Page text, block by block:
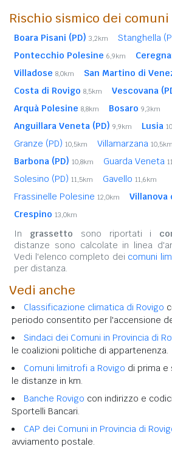
Rischio sismico dei
Boara Pisani (PD) 3,2km Stanghella
Pontecchio Polesine 6,9km
Villadose 8,0km San Martino di
Costa di Rovigo 8,5km Vescovana
Arquà Polesine 8,8km Bosaro 9,3km
Anguillara Veneta (PD) 9,9km Lusia
Granze (PD) 10,5km Villamarzana 10,5km
Barbona (PD) 10,8km Guarda Veneta
Solesino (PD) 11,5km Gavello 11,6km
Frassinelle Polesine 12,0km Villanova
Crespino 13,0km
In grassetto sono riportati i
distanze sono calcolate in linea
Vedi l'elenco completo dei comuni
per distanza.
Vedi anche
Classificazione climatica di Rovigo
periodo consentito per l'accensione
Sindaci dei Comuni in Provincia di
le coalizioni politiche di appartenenza.
Comuni limitrofi a Rovigo di prima e
le distanze in km.
Banche Rovigo con indirizzo e
Sportelli Bancari.
CAP dei Comuni in Provincia di
avviamento postale.